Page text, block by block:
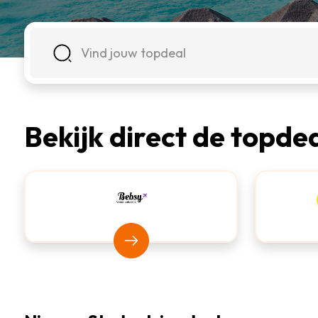
Bekijk direct de
Bekijk Bebsy